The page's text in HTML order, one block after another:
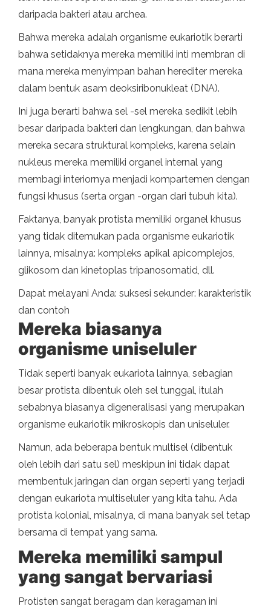
daripada bakteri atau archea.
Bahwa mereka adalah organisme eukariotik berarti
bahwa setidaknya mereka memiliki inti membran di
mana mereka menyimpan bahan herediter mereka
dalam bentuk asam deoksiribonukleat (DNA).
Ini juga berarti bahwa sel -sel mereka sedikit lebih
besar daripada bakteri dan lengkungan, dan bahwa
mereka secara struktural kompleks, karena selain
nukleus mereka memiliki organel internal yang
membagi interiornya menjadi kompartemen dengan
fungsi khusus (serta organ -organ dari tubuh kita).
Faktanya, banyak protista memiliki organel khusus
yang tidak ditemukan pada organisme eukariotik
lainnya, misalnya: kompleks apikal apicomplejos,
glikosom dan kinetoplas tripanosomatid, dll.
Dapat melayani Anda: suksesi sekunder: karakteristik
dan contoh
Mereka biasanya
organisme uniseluler
Tidak seperti banyak eukariota lainnya, sebagian
besar protista dibentuk oleh sel tunggal, itulah
sebabnya biasanya digeneralisasi yang merupakan
organisme eukariotik mikroskopis dan uniseluler.
Namun, ada beberapa bentuk multisel (dibentuk
oleh lebih dari satu sel) meskipun ini tidak dapat
membentuk jaringan dan organ seperti yang terjadi
dengan eukariota multiseluler yang kita tahu. Ada
protista kolonial, misalnya, di mana banyak sel tetap
bersama di tempat yang sama.
Mereka memiliki sampul
yang sangat bervariasi
Protisten sangat beragam dan keragaman ini